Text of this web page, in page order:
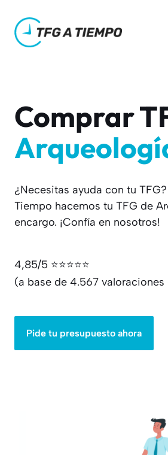
contenido
Comprar
¿Necesitas ayuda con tu
Tiempo hacemos tu TFG de
encargo. ¡Confía en nosotros!
4,85/5 ⭐⭐⭐⭐⭐
(a base de 4.567
Pide tu presupuesto ahora